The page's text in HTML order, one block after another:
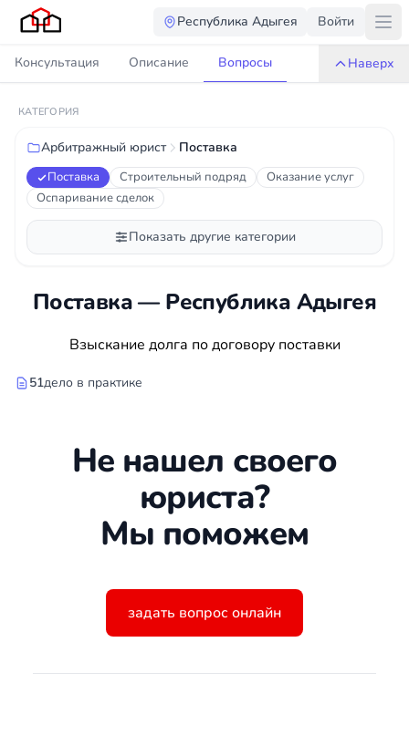
Республика Адыгея Войти
Консультация Описание Вопросы Наверх
КАТЕГОРИЯ
Арбитражный юрист Поставка
Поставка Строительный подряд
Оказание услуг
Оспаривание сделок
Показать другие категории
Поставка — Республика Адыгея
Взыскание долга по договору поставки
51дело в практике
Не нашел своего
юриста?
Мы поможем
задать вопрос онлайн